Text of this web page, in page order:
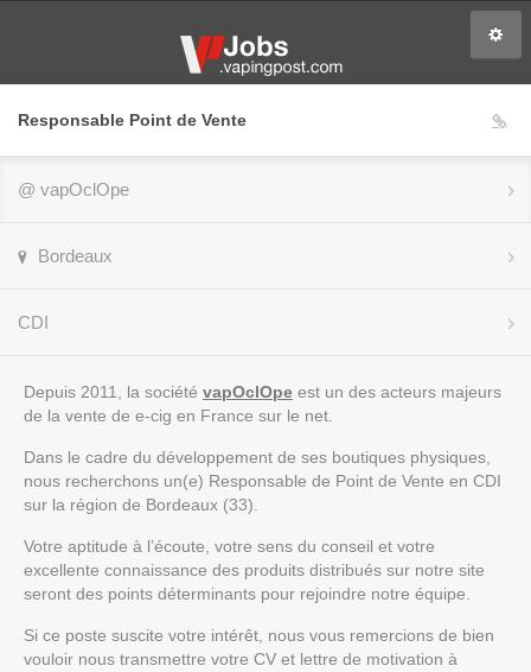
Responsable Point de Vente
@ vapOclOpe
Bordeaux
CDI
Depuis 2011, la société vapOclOpe est un des acteurs majeurs
de la vente de e-cig en France sur le net.
Dans le cadre du développement de ses boutiques physiques,
nous recherchons un(e) Responsable de Point de Vente en CDI
sur la région de Bordeaux (33).
Votre aptitude à l’écoute, votre sens du conseil et votre
excellente connaissance des produits distribués sur notre site
seront des points déterminants pour rejoindre notre équipe.
Si ce poste suscite votre intérêt, nous vous remercions de bien
vouloir nous transmettre votre CV et lettre de motivation à